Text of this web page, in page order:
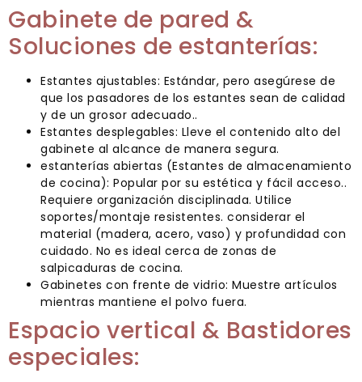
Gabinete de pared &
Soluciones de estanterías:
Estantes ajustables: Estándar, pero asegúrese de
que los pasadores de los estantes sean de calidad
y de un grosor adecuado..
Estantes desplegables: Lleve el contenido alto del
gabinete al alcance de manera segura.
estanterías abiertas (Estantes de almacenamiento
de cocina): Popular por su estética y fácil acceso..
Requiere organización disciplinada. Utilice
soportes/montaje resistentes. considerar el
material (madera, acero, vaso) y profundidad con
cuidado. No es ideal cerca de zonas de
salpicaduras de cocina.
Gabinetes con frente de vidrio: Muestre artículos
mientras mantiene el polvo fuera.
Espacio vertical & Bastidores
especiales: